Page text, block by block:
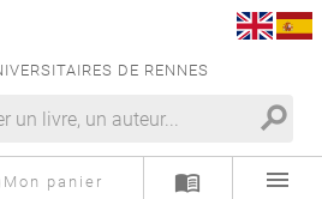
DE RENNES
search
Mon panier menu_book menu